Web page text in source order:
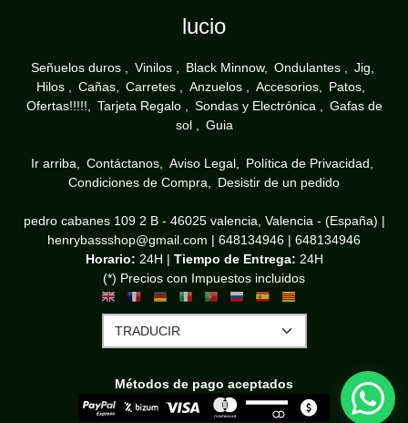
lucio
Señuelos duros Vinilos Black Minnow Ondulantes
Jig
Hilos
Cañas Carretes Anzuelos Accesorios
Patos
Ofertas!!!!!
Tarjeta Regalo Sondas y Electrónica
Gafas de
sol
Guia
Ir arriba Contáctanos Aviso Legal
Política de Privacidad
Condiciones de Compra
Desistir de un pedido
pedro cabanes 109 2 B - 46025 valencia, Valencia - (España) |
henrybassshop@gmail.com | 648134946 | 648134946
Horario: 24H | Tiempo de Entrega: 24H
(*) Precios con Impuestos incluidos
Métodos de pago aceptados